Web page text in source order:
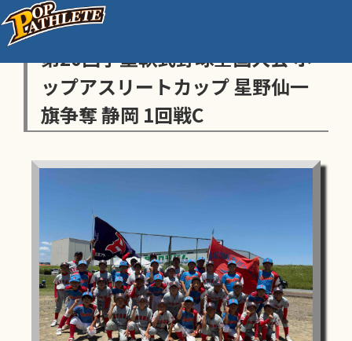
センス・トラストトーナメント
第20回学童軟式野球全国大会 ポ
ップアスリートカップ 星野仙一
旗争奪 静岡 1回戦C